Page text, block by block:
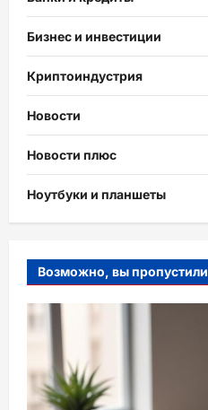
Бизнес и инвестиции
Криптоиндустрия
Новости
Новости плюс
Ноутбуки и планшеты
Возможно, вы пропустили